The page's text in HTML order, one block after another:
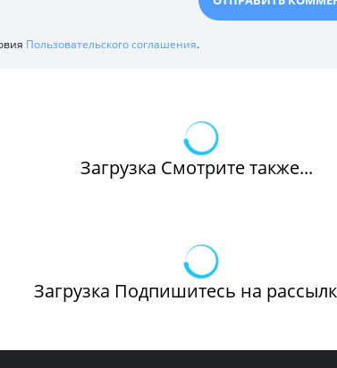
Пользовательского соглашения.
Загрузка Смотрите также...
Загрузка Подпишитесь на